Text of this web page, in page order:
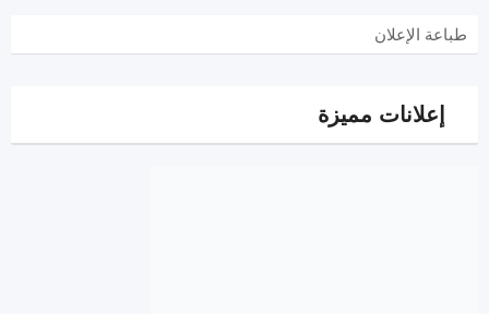
طباعة الإعلان
إعلانات مميزة